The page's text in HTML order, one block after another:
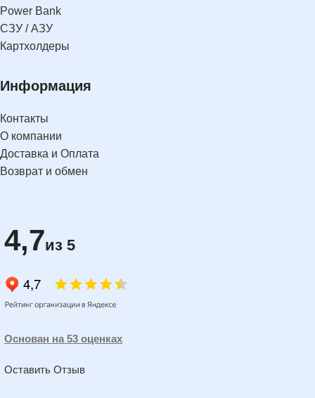
Power Bank
СЗУ / АЗУ
Картхолдеры
Информация
Контакты
О компании
Доставка и Оплата
Возврат и обмен
4,7из 5
Основан на 53 оценках
Оставить Отзыв